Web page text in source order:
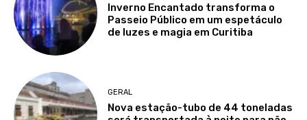
Inverno Encantado transforma o
Passeio Público em um espetáculo
de luzes e magia em Curitiba
GERAL
Nova estação-tubo de 44 toneladas